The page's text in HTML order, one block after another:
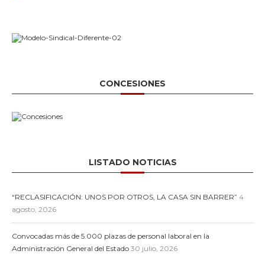
CONCESIONES
LISTADO NOTICIAS
“RECLASIFICACIÓN: UNOS POR OTROS, LA CASA SIN BARRER” 4
agosto, 2026
Convocadas más de 5.000 plazas de personal laboral en la
Administración General del Estado 30 julio, 2026